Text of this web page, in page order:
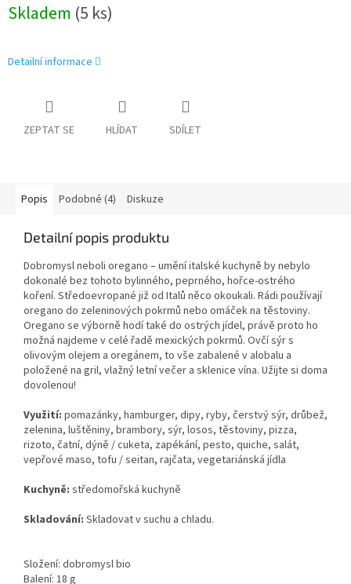
Skladem (5 ks)
Detailní informace
ZEPTAT SE HLÍDAT SDÍLET
Popis Podobné (4) Diskuze
Detailní popis produktu
Dobromysl neboli oregano – umění italské kuchyně by nebylo
dokonalé bez tohoto bylinného, peprného, hořce-ostrého
koření. Středoevropané již od Italů něco okoukali. Rádi používají
oregano do zeleninových pokrmů nebo omáček na těstoviny.
Oregano se výborně hodí také do ostrých jídel, právě proto ho
možná najdeme v celé řadě mexických pokrmů. Ovčí sýr s
olivovým olejem a oregánem, to vše zabalené v alobalu a
položené na gril, vlažný letní večer a sklenice vína. Užijte si doma
dovolenou!
Využití: pomazánky, hamburger, dipy, ryby, čerstvý sýr, drůbež,
zelenina, luštěniny, brambory, sýr, losos, těstoviny, pizza,
rizoto, čatní, dýně / cuketa, zapékání, pesto, quiche, salát,
vepřové maso, tofu / seitan, rajčata, vegetariánská jídla
Kuchyně: středomořská kuchyně
Skladování: Skladovat v suchu a chladu.
Složení: dobromysl bio
Balení: 18 g